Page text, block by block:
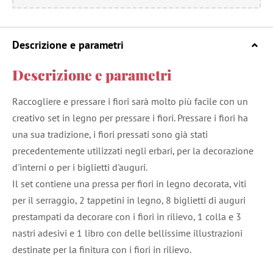
Descrizione e parametri
Descrizione e parametri
Raccogliere e pressare i fiori sarà molto più facile con un
creativo set in legno per pressare i fiori. Pressare i fiori ha
una sua tradizione, i fiori pressati sono già stati
precedentemente utilizzati negli erbari, per la decorazione
d'interni o per i biglietti d'auguri.
Il set contiene una pressa per fiori in legno decorata, viti
per il serraggio, 2 tappetini in legno, 8 biglietti di auguri
prestampati da decorare con i fiori in rilievo, 1 colla e 3
nastri adesivi e 1 libro con delle bellissime illustrazioni
destinate per la finitura con i fiori in rilievo.